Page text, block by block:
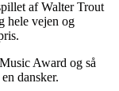
af Walter Trout
hele vejen og
Award og så
dansker.